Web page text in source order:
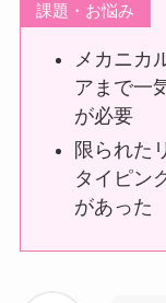
課題・お悩み
メカニカ
アまで一
が必要
限られた
タイピン
があった